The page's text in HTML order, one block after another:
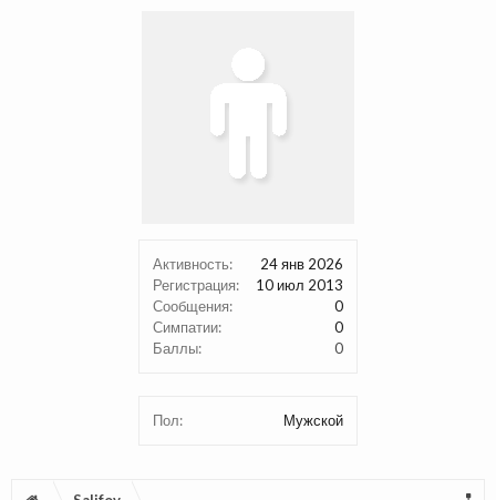
Активность:
24 янв 2026
Регистрация:
10 июл 2013
Сообщения:
0
Симпатии:
0
Баллы:
0
Пол: Мужской